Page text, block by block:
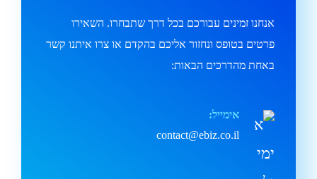
אנחנו זמינים עבורכם בכל דרך שתבחרו. השאירו
פרטים בטופס ונחזור אליכם בהקדם או צרו איתנו קשר
באחת מהדרכים הבאות:
אימייל:
contact@ebiz.co.il